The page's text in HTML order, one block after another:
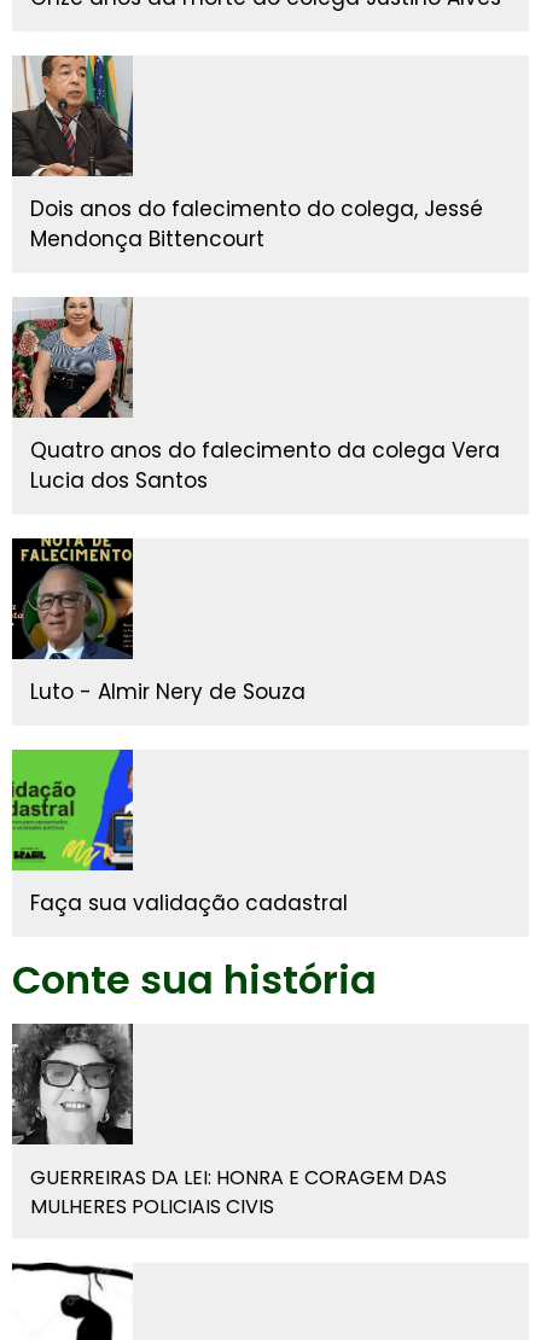
Dois anos do falecimento do colega, Jessé
Mendonça Bittencourt
Quatro anos do falecimento da colega Vera
Lucia dos Santos
Luto - Almir Nery de Souza
Faça sua validação cadastral
Conte sua história
GUERREIRAS DA LEI: HONRA E CORAGEM DAS
MULHERES POLICIAIS CIVIS